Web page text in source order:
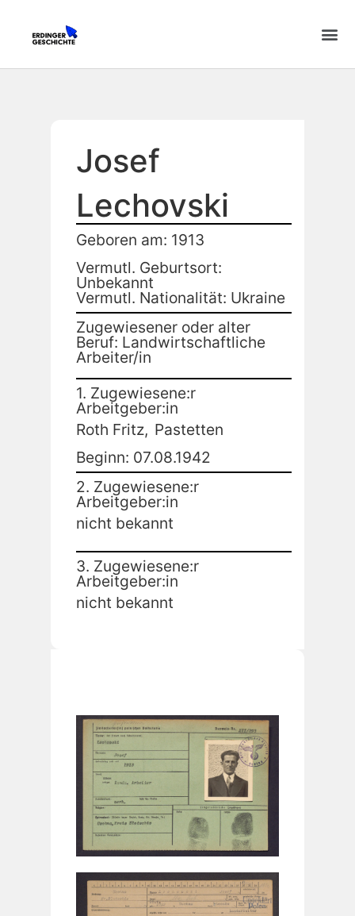
Josef
Lechovski
Geboren am: 1913
Vermutl. Geburtsort:
Unbekannt
Vermutl. Nationalität: Ukraine
Zugewiesener oder alter
Beruf: Landwirtschaftliche
Arbeiter/in
1. Zugewiesene:r
Arbeitgeber:in
Roth Fritz, Pastetten
Beginn: 07.08.1942
2. Zugewiesene:r
Arbeitgeber:in
nicht bekannt
3. Zugewiesene:r
Arbeitgeber:in
nicht bekannt